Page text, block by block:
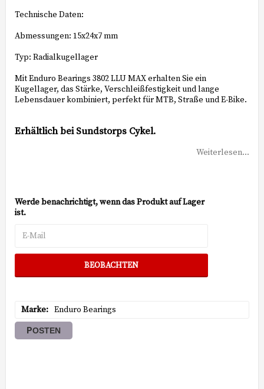
Technische Daten:
Abmessungen: 15x24x7 mm
Typ: Radialkugellager
Mit Enduro Bearings 3802 LLU MAX erhalten Sie ein
Kugellager, das Stärke, Verschleißfestigkeit und lange
Lebensdauer kombiniert, perfekt für MTB, Straße und E-Bike.
Erhältlich bei Sundstorps Cykel.
Weiterlesen...
Werde benachrichtigt, wenn das Produkt auf Lager
ist.
BEOBACHTEN
Marke Enduro Bearings
POSTEN